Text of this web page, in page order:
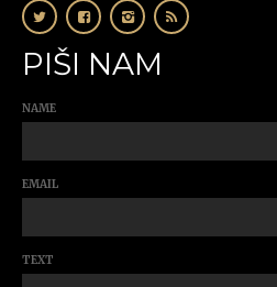
PIŠI NAM
NAME
EMAIL
TEXT